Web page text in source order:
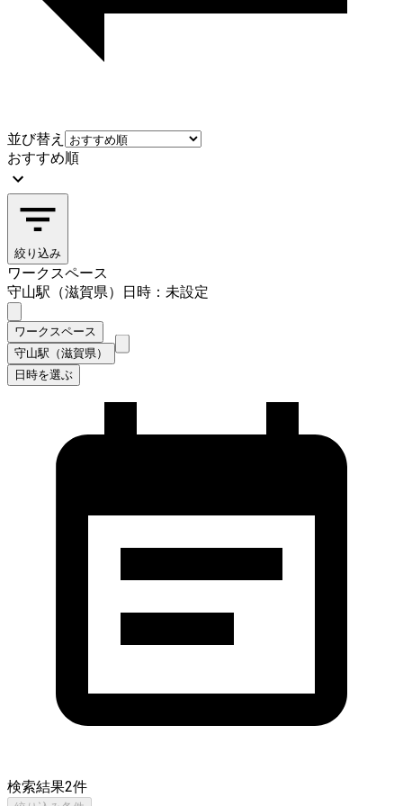
並び替え
おすすめ順
絞り込み
ワークスペース
守山駅（滋賀県）
日時：未設定
ワークスペース
守山駅（滋賀県）
日時を選ぶ
検索結果2件